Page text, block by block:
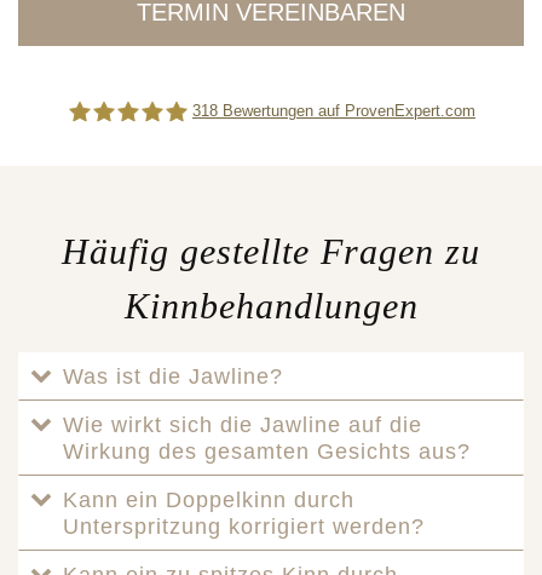
TERMIN VEREINBAREN
318 Bewertungen auf ProvenExpert.com
Häufig gestellte Fragen zu
Kinnbehandlungen
Was ist die Jawline?
Wie wirkt sich die Jawline auf die
Wirkung des gesamten Gesichts aus?
Kann ein Doppelkinn durch
Unterspritzung korrigiert werden?